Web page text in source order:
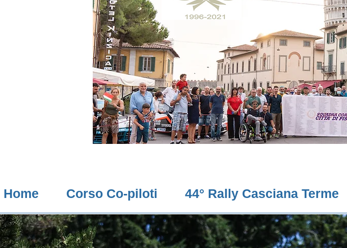
Home Corso Co-piloti 44° Rally Casciana Terme